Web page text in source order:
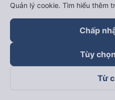
Hỗ trợ
Trở thành đối tác
Đối tác thanh toán
Quản lý cookie. Tìm hiểu thêm
Chấp
Tùy
Từ